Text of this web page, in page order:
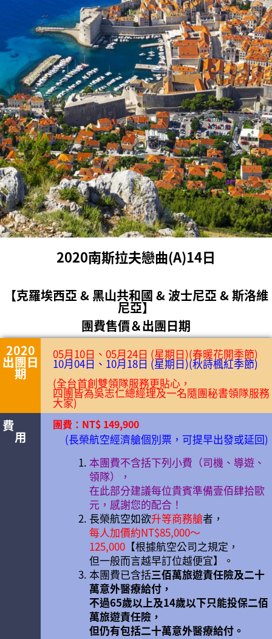
2020南斯拉夫戀曲(A)14日
【克羅埃西亞 & 黑山共和國 & 波士尼亞 & 斯洛維
尼亞】
團費售價＆出團日期
2020
出團日
期
05月10日、05月24日 (星期日)(春暖花開季節)
10月04日、10月18日 (星期日)(秋詩楓紅季節)
(全台首創雙領隊服務更貼心，
四團皆為吳志仁總經理及一名隨團秘書領隊服務
大家)
費
用
團費：NT$ 149,900
(長榮航空經濟艙個別票，可提早出發或延回)
本團費不含括下列小費（司機、導遊、
領隊），
在此部分建議每位貴賓準備壹佰肆拾歐
元，感謝您的配合！
長榮航空如欲升等商務艙者，
每人加價約NT$85,000～
125,000 【根據航空公司之規定，
但一般而言越早訂位越便宜】。
本團費已含括三佰萬旅遊責任險及二十
萬意外醫療給付，
不過65歲以上及14歲以下只能投保二佰
萬旅遊責任險，
但仍有包括二十萬意外醫療給付。